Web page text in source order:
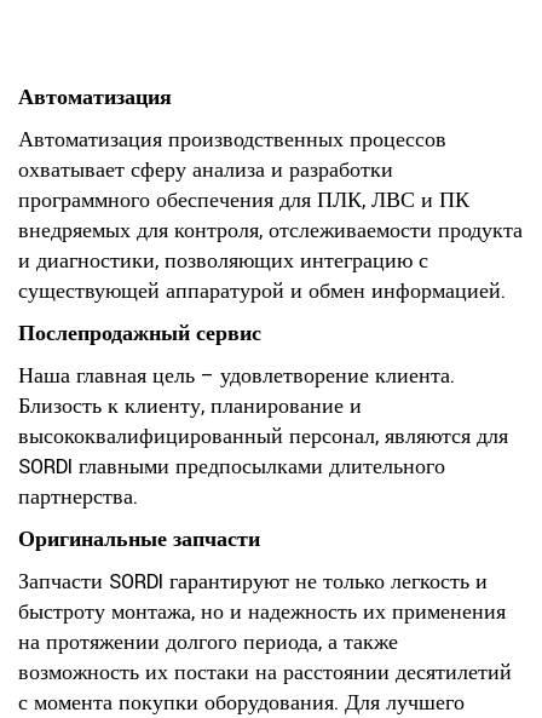
Автоматизация
Автоматизация производственных процессов
охватывает сферу анализа и разработки
программного обеспечения для ПЛК, ЛВС и ПК
внедряемых для контроля, отслеживаемости продукта
и диагностики, позволяющих интеграцию с
существующей аппаратурой и обмен информацией.
Послепродажный сервис
Наша главная цель – удовлетворение клиента.
Близость к клиенту, планирование и
высококвалифицированный персонал, являются для
SORDI главными предпосылками длительного
партнерства.
Оригинальные запчасти
Запчасти SORDI гарантируют не только легкость и
быстроту монтажа, но и надежность их применения
на протяжении долгого периода, а также
возможность их постаки на расстоянии десятилетий
с момента покупки оборудования. Для лучшего